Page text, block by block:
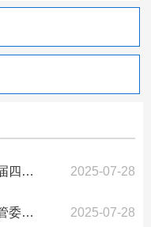
攀枝花市交通运输局对市政协十届四次会议第27号提案答复的函 2025-07-28
攀枝花钒钛高新技术产业开发区管委会对市政协十届四次会议第149号提案答复的函 2025-07-28